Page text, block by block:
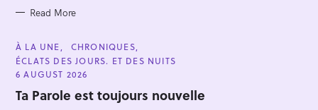
Read More
C
A
T
E
O
R
À LA UNE
CHRONIQUES
ÉCLATS DES JOURS. ET DES NUITS
6 AUGUST 2026
Ta Parole est toujours nouvelle
a
c
h
f